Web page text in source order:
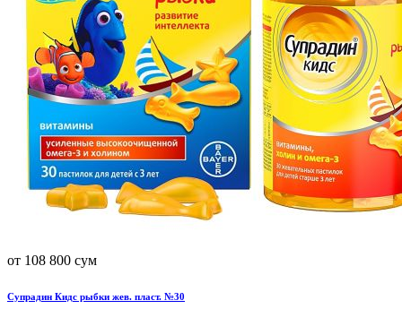
от 108 800 сум
Супрадин Кидс рыбки жев. пласт. №30